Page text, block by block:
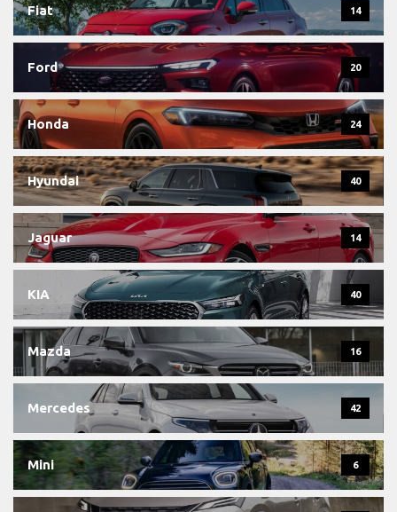
Fiat 14
Ford 20
Honda 24
Hyundai 40
Jaguar 14
KIA 40
Mazda 16
Mercedes 42
Mini 6